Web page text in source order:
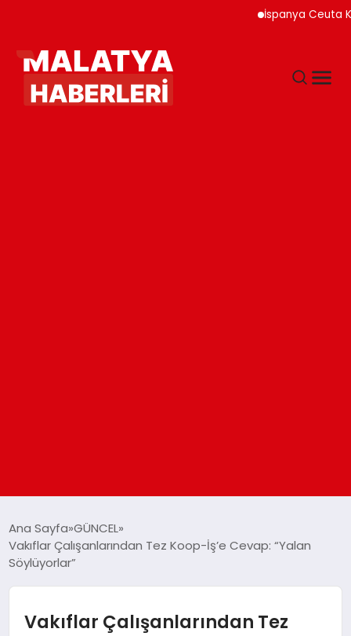
İspanya Ceuta
GÜNDEM
DÜNYA
Ana Sayfa GÜNCEL
Vakıflar Çalışanlarından Tez Koop-İş’e Cevap: “Yalan
Söylüyorlar”
Vakıflar Çalışanlarından Tez